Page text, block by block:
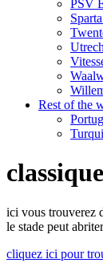
PSV
Rest of the
ici vous trouverez
le stade peut
cliquez ici pour